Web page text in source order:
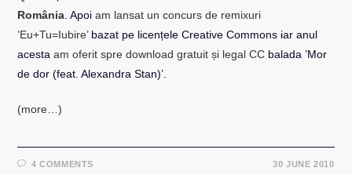
România . Apoiam lansat un concurs de remixuri
’Eu+Tu=Iubire’bazat pe licențele Creative Commons iar anul
acestaam oferit spre download gratuit și legal CC balada ’Mor
de dor (feat. Alexandra Stan)’.
(more…)
4 COMMENTS 30 JUNE 2010